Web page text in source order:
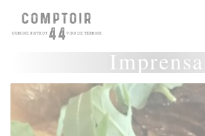
Painel de Gerenciamento de Cookies
Imprensa